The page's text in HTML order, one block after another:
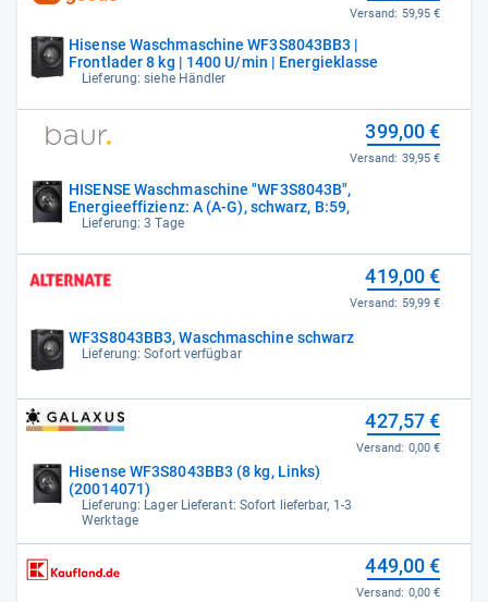
Hisense Waschmaschine WF3S8043BB3 |
Frontlader 8 kg | 1400 U/min | Energieklasse
Lieferung: siehe Händler
Versand: 59,95 €
HISENSE Waschmaschine "WF3S8043B",
Energieeffizienz: A (A-G), schwarz, B:59,
Lieferung: 3 Tage
399,00 €
Versand: 39,95 €
WF3S8043BB3, Waschmaschine schwarz
Lieferung: Sofort verfügbar
419,00 €
Versand: 59,99 €
Hisense WF3S8043BB3 (8 kg, Links)
(20014071)
Lieferung: Lager Lieferant: Sofort lieferbar, 1-3
Werktage
427,57 €
Versand: 0,00 €
449,00 €
Versand: 0,00 €